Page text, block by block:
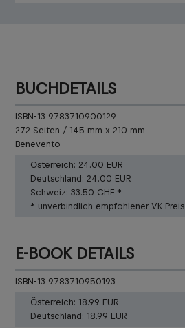
BUCHDETAILS
ISBN-13 9783710900129
272 Seiten / 145 mm x 210 mm
Benevento
Österreich: 24.00 EUR
Deutschland: 24.00 EUR
Schweiz: 33.50 CHF *
* unverbindlich empfohlener VK-Preis
E-BOOK DETAILS
ISBN-13 9783710950193
Österreich: 18.99 EUR
Deutschland: 18.99 EUR